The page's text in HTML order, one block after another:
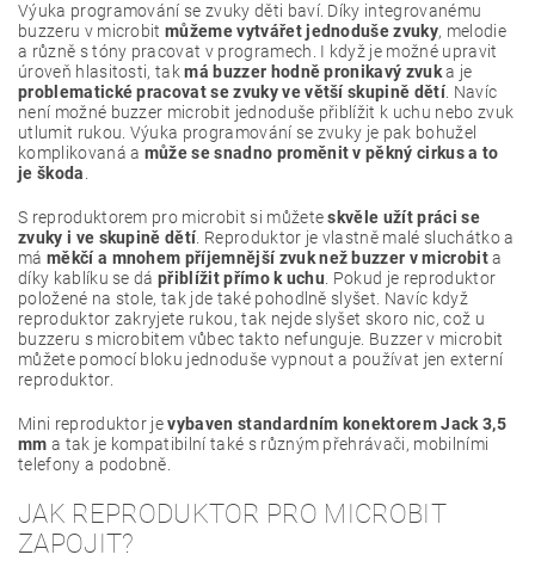
Výuka programování se zvuky děti baví. Díky integrovanému
buzzeru v microbitmůžeme vytvářet jednoduše zvuky, melodie
a různě s tóny pracovat v programech. I když je možné upravit
úroveň hlasitosti, takmá buzzer hodně pronikavý zvuka je
problematické pracovat se zvuky ve větší skupině dětí. Navíc
není možné buzzer microbit jednoduše přiblížit k uchu nebo zvuk
utlumit rukou. Výuka programování se zvuky je pak bohužel
komplikovaná a může se snadno proměnit v pěkný cirkus a to
je škoda.
S reproduktorem pro microbit si můžeteskvěle užít práci se
zvuky i ve skupině dětí. Reproduktor je vlastně malé sluchátko a
má měkčí a mnohem příjemnější zvuk než buzzer v microbita
díky kablíku se dápřiblížit přímo k uchu. Pokud je reproduktor
položené na stole, tak jde také pohodlně slyšet. Navíc když
reproduktor zakryjete rukou, tak nejde slyšet skoro nic, což u
buzzeru s microbitem vůbec takto nefunguje. Buzzer v microbit
můžete pomocí bloku jednoduše vypnout a používat jen externí
reproduktor.
Mini reproduktor jevybaven standardním konektorem Jack 3,5
mm a tak je kompatibilní také s různým přehrávači, mobilními
telefony a podobně.
JAK REPRODUKTOR PRO MICROBIT
ZAPOJIT?